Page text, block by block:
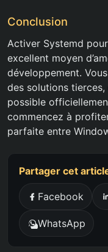
Conclusion
Activer Systemd
excellent moyen
développement.
des solutions
possible
commencez à
parfaite entre
Partager cet
Facebook
WhatsApp